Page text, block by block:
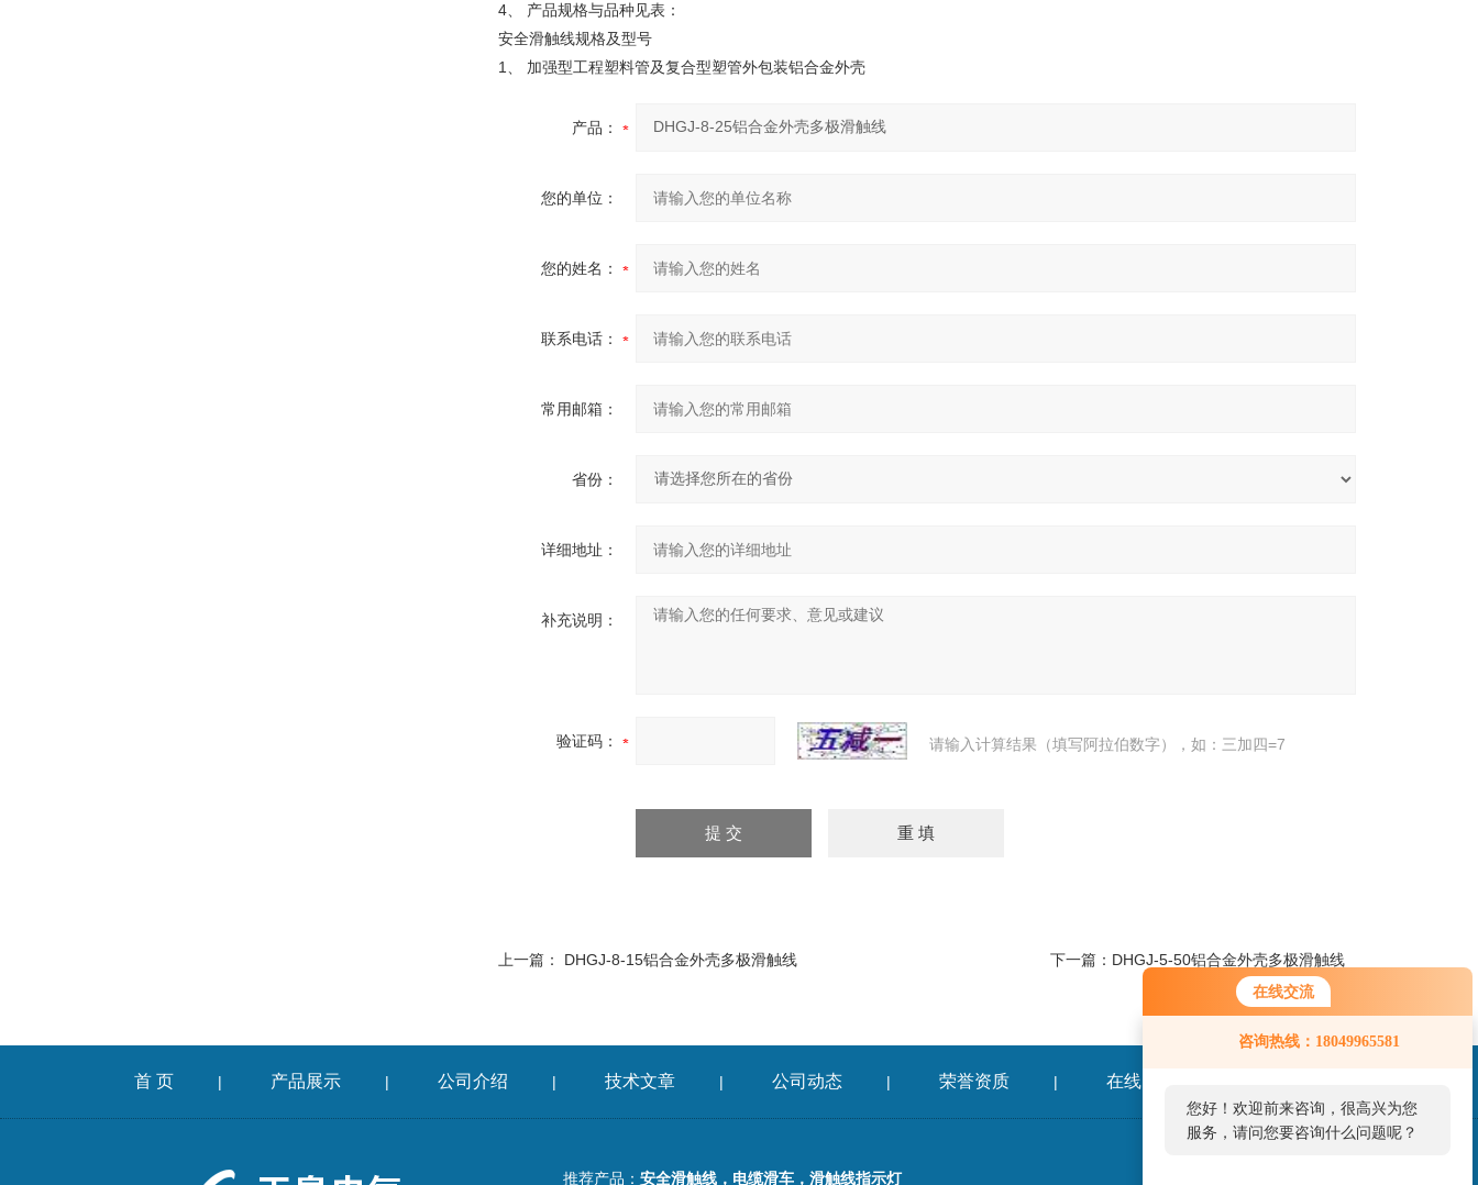
在线交流
咨询热线：18049965581
您好！欢迎前来咨询，很高兴为您
服务，请问您要咨询什么问题呢？
4、 产品规格与品种见表：
安全滑触线规格及型号
1、 加强型工程塑料管及复合型塑管外包装铝合金外壳
产品：
您的单位：
您的姓名：
联系电话：
常用邮箱：
省份：
详细地址：
补充说明：
验证码： 请输入计算结果（填写阿拉伯数字），如：三加四=7
上一篇： DHGJ-8-15铝合金外壳多极滑触线 下一篇： DHGJ-5-50铝合金外壳多极滑触线
首 页 | 产品展示 | 公司介绍 | 技术文章 | 公司动态 | 荣誉资质 | 在线留言
推荐产品： 安全滑触线，电缆滑车，滑触线指示灯